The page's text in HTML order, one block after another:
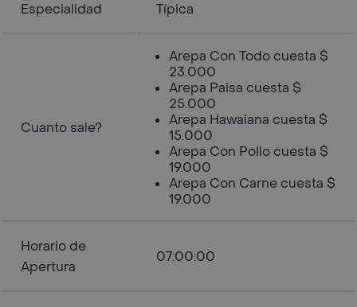
Especialidad Típica
Cuanto sale?
Arepa Con Todo cuesta $
23.000
Arepa Paisa cuesta $
25.000
Arepa Hawaiana cuesta $
15.000
Arepa Con Pollo cuesta $
19.000
Arepa Con Carne cuesta $
19.000
Horario de
Apertura
07:00:00